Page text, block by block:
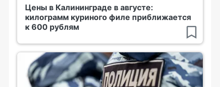
Цены в Калининграде в августе:
килограмм куриного филе приближается
к 600 рублям